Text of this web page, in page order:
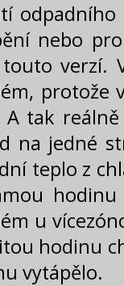
nebo
verzí.
protože
A tak
na jedné
teplo z
u
hodinu
vytápělo.